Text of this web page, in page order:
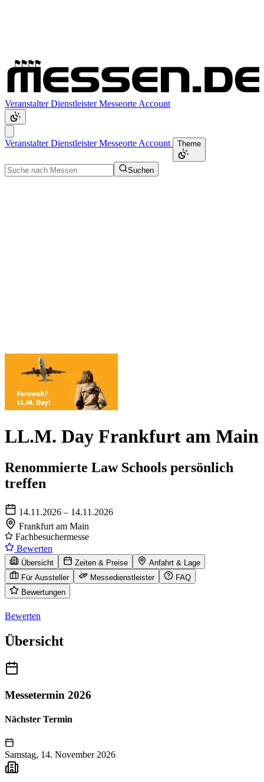
VeranstalterDienstleisterMesseorte Account
VeranstalterDienstleisterMesseorte Account Theme
Suchen
LL.M. Day Frankfurt am Main
Renommierte Law Schools persönlich
treffen
14.11.2026 – 14.11.2026
Frankfurt am Main
Fachbesuchermesse
Bewerten
Übersicht Zeiten & Preise
Anfahrt & Lage
Für Aussteller
Messedienstleister
FAQ
Bewertungen
Bewerten
Übersicht
Messetermin 2026
Nächster Termin
Samstag, 14. November 2026